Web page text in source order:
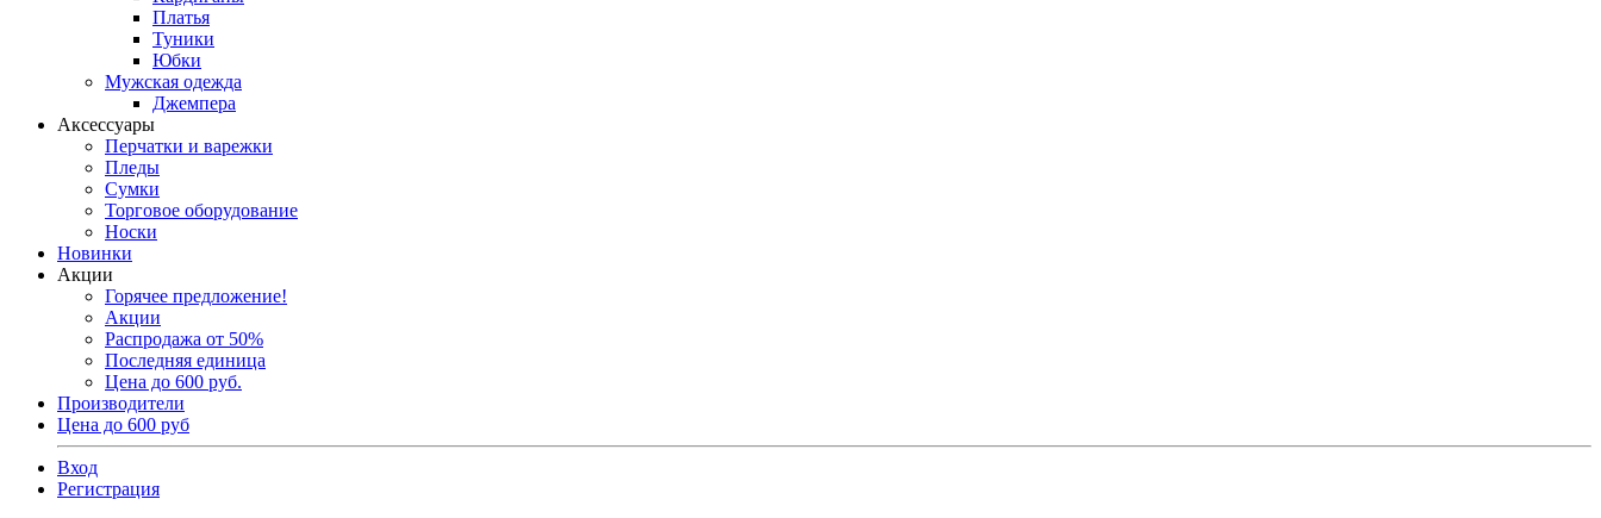
Платья
Туники
Юбки
Мужская одежда
Джемпера
Аксессуары
Перчатки и варежки
Пледы
Сумки
Торговое оборудование
Носки
Новинки
Акции
Горячее предложение!
Акции
Распродажа от 50%
Последняя единица
Цена до 600 руб.
Производители
Цена до 600 руб
Вход
Регистрация